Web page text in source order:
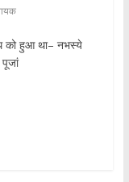
को हुआ था– नभस्ये
पूजां